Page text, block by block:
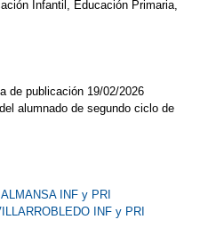
Infantil, Educación Primaria,
de publicación 19/02/2026
alumnado de segundo ciclo de
INF y PRI
INF y PRI